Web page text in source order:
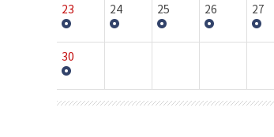
23 24 25 26 27
30